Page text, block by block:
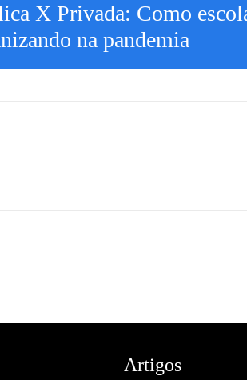
X Privada: Como
na pandemia
Artigos